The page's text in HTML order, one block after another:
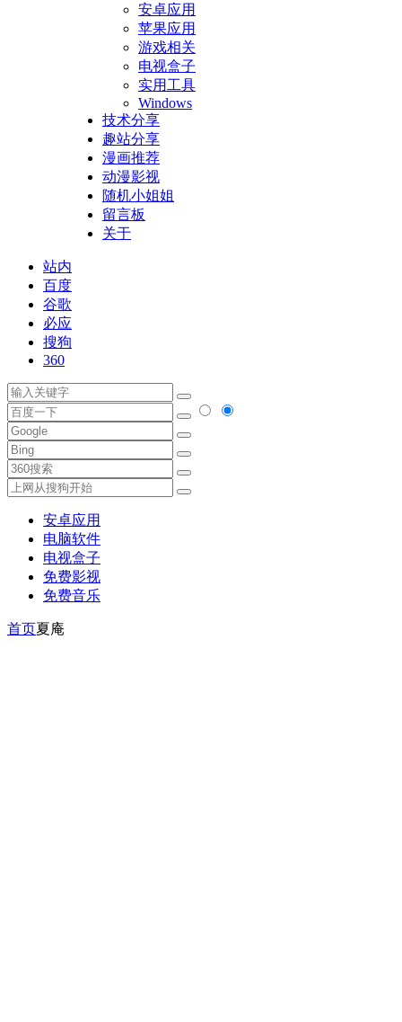
安卓应用
苹果应用
游戏相关
电视盒子
实用工具
Windows
技术分享
趣站分享
漫画推荐
动漫影视
随机小姐姐
留言板
关于
站内
百度
谷歌
必应
搜狗
360
安卓应用
电脑软件
电视盒子
免费影视
免费音乐
首页夏庵